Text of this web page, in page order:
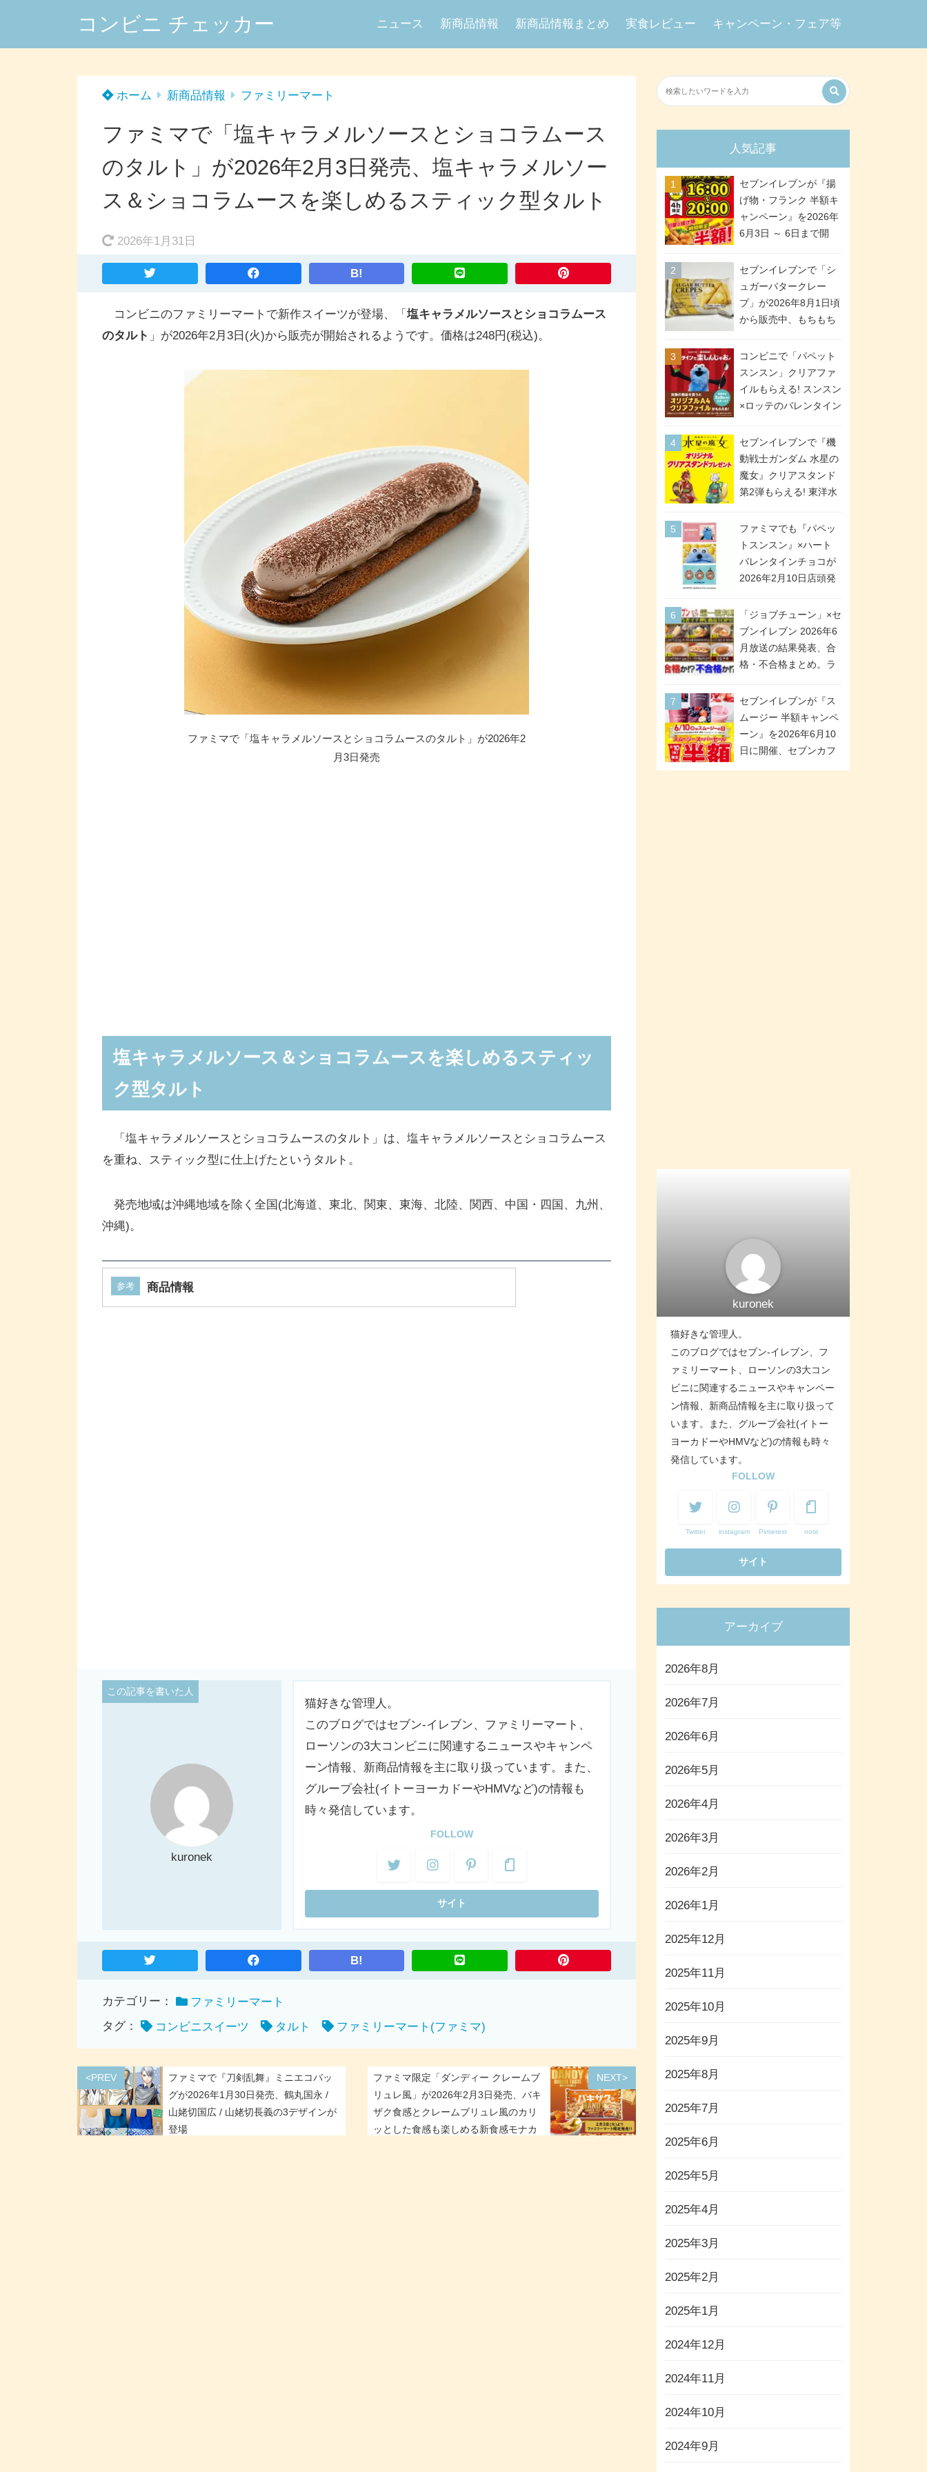
コンビニ チェッカー ニュース 新商品情報 新商品情報まとめ 実食レビュー キャンペーン・フェア等
ホーム 新商品情報 ファミリーマート
ファミマで「塩キャラメルソースとショコラムース
のタルト」が2026年2月3日発売、塩キャラメルソー
ス＆ショコラムースを楽しめるスティック型タルト
2026年1月31日
B!
コンビニのファミリーマートで新作スイーツが登場、「 塩キャラメルソースとショコラムース
のタルト 」が2026年2月3日(火)から販売が開始されるようです。価格は248円(税込)。
ファミマで「塩キャラメルソースとショコラムースのタルト」が2026年2
月3日発売
塩キャラメルソース＆ショコラムースを楽しめるスティッ
ク型タルト
「塩キャラメルソースとショコラムースのタルト」は、塩キャラメルソースとショコラムース
を重ね、スティック型に仕上げたというタルト。
発売地域は沖縄地域を除く全国(北海道、東北、関東、東海、北陸、関西、中国・四国、九州、
沖縄)。
参考 商品情報
kuronek
猫好きな管理人。
このブログではセブン-イレブン、ファミリーマート、
ローソンの3大コンビニに関連するニュースやキャンペ
ーン情報、新商品情報を主に取り扱っています。また、
グループ会社(イトーヨーカドーやHMVなど)の情報も
時々発信しています。
FOLLOW
B!
カテゴリー：
ファミリーマート
タグ：
コンビニスイーツ タルト ファミリーマート(ファミマ)
<PREV
ファミマで『刀剣乱舞』ミニエコバッ
グが2026年1月30日発売、鶴丸国永 /
山姥切国広 / 山姥切長義の3デザインが
登場
NEXT>
ファミマ限定「ダンディー クレームブ
リュレ風」が2026年2月3日発売、バキ
ザク食感とクレームブリュレ風のカリ
ッとした食感も楽しめる新食感モナカ
人気記事
セブンイレブンが『揚
げ物・フランク 半額キ
ャンペーン』を2026年
6月3日 ～ 6日まで開
などが「揚げ物スーパ
ーセール」でお得に! 各
日16:00 ～ 20:00の4時
間限定で実施。ななチ
メリカンドッグが税抜
セブンイレブンで「シ
ュガーバタークレー
プ」が2026年8月1日頃
から販売中、もちもち
シュガー＆バターをレ
ンジアップで手軽に楽
しめる冷凍食品。2個入
り
コンビニで「パペット
スンスン」クリアファ
イルもらえる! スンスン
×ロッテのバレンタイン
スタート。セブン、フ
ァミマ、ローソンの3社
で異なるデザイン＆対
象商品
セブンイレブンで『機
動戦士ガンダム 水星の
魔女』クリアスタンド
第2弾もらえる! 東洋水
ペーンが2026年5月26
日スタート。浴衣＆た
ぬき・キツネ姿のスレ
ッタ / ミオリネ / グエ
号・5号) / シャディク
が全6種のクリアスタン
ドになって登場!
ファミマでも『パペッ
トスンスン』×ハート
バレンタインチョコが
2026年2月10日店頭発
チョコ」「チョコ缶」
「ツインギフト」が登
場
「ジョブチューン」×セ
ブンイレブン 2026年6
月放送の結果発表、合
格・不合格まとめ。ラ
合格「金のハンバー
グ」。満場一致合格数
は6商品、合格数は2商
品。TVerでの見逃し配
セブンイレブンが『ス
ムージー 半額キャンペ
ーン』を2026年6月10
日に開催、セブンカフ
kuronek
猫好きな管理人。
このブログではセブン-イレブン、フ
ァミリーマート、ローソンの3大コン
ビニに関連するニュースやキャンペー
ン情報、新商品情報を主に取り扱って
います。また、グループ会社(イトー
ヨーカドーやHMVなど)の情報も時々
発信しています。
FOLLOW
Twitter instagram Pinterest note
アーカイブ
2026年8月
2026年7月
2026年6月
2026年5月
2026年4月
2026年3月
2026年2月
2026年1月
2025年12月
2025年11月
2025年10月
2025年9月
2025年8月
2025年7月
2025年6月
2025年5月
2025年4月
2025年3月
2025年2月
2025年1月
2024年12月
2024年11月
2024年10月
2024年9月